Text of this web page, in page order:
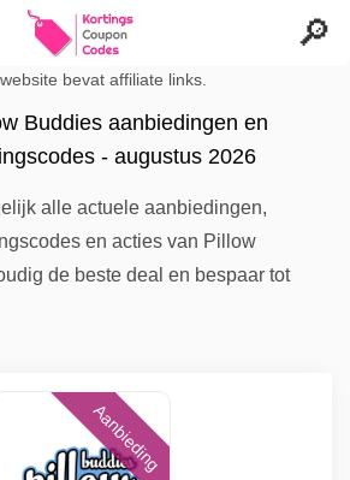
bevat affiliate links.
Buddies aanbiedingen en
- augustus 2026
alle actuele aanbiedingen,
en acties van Pillow
de beste deal en bespaar tot
Aanbieding